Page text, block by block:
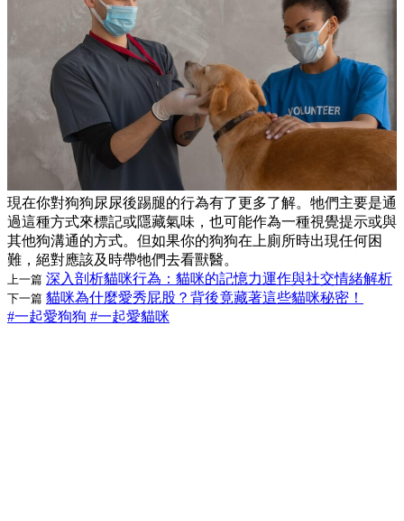
現在你對狗狗尿尿後踢腿的行為有了更多了解。牠們主要是通
過這種方式來標記或隱藏氣味，也可能作為一種視覺提示或與
其他狗溝通的方式。但如果你的狗狗在上廁所時出現任何困
難，絕對應該及時帶牠們去看獸醫。
上一篇 深入剖析貓咪行為：貓咪的記憶力運作與社交情緒解析
下一篇 貓咪為什麼愛秀屁股？背後竟藏著這些貓咪秘密！
#一起愛狗狗 #一起愛貓咪